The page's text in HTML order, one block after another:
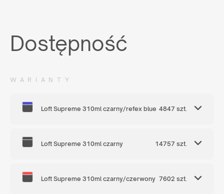
Dostępność
WARIANTY
Loft Supreme 310ml czarny/refex blue 4847 szt.
Loft Supreme 310ml czarny 14757 szt.
Loft Supreme 310ml czarny/czerwony 7602 szt.